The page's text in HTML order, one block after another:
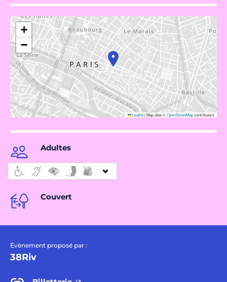
+
−
Leaflet|Map data ©OpenStreetMapcontributors
Adultes
Couvert
Évènement proposé par :
38Riv